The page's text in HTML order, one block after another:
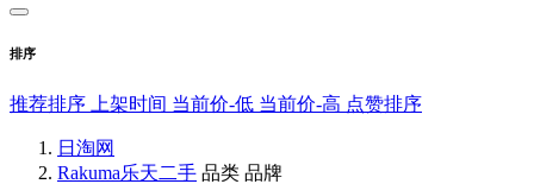
排序
推荐排序 上架时间 当前价-低 当前价-高 点赞排序
日淘网
Rakuma乐天二手 品类 品牌